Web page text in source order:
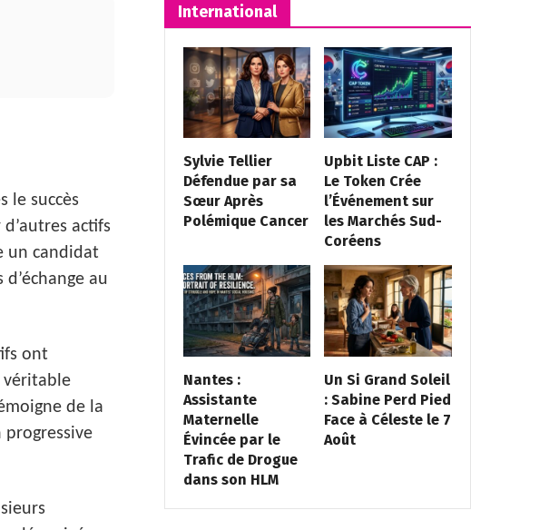
le succès
actifs
un candidat
au
ont
véritable
de la
International
Sylvie Tellier
Défendue par sa
Sœur Après
Polémique Cancer
Upbit Liste CAP :
Le Token Crée
l’Événement sur
les Marchés Sud-
Coréens
Nantes :
Assistante
Maternelle
Évincée par le
Trafic de Drogue
dans son HLM
Un Si Grand Soleil
: Sabine Perd Pied
Face à Céleste le 7
Août